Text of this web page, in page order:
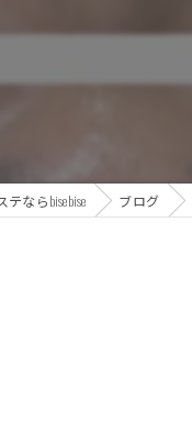
ならbisebise ブログ